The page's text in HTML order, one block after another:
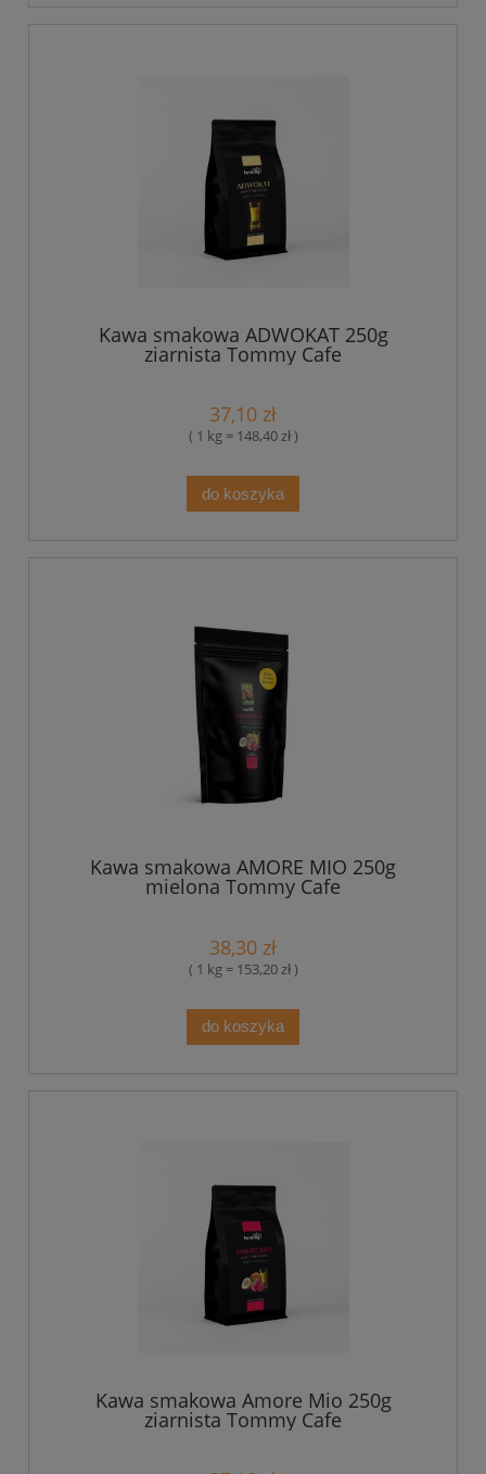
Kawa smakowa ADWOKAT 250g
ziarnista Tommy Cafe
37,10 zł
( 1 kg = 148,40 zł )
do koszyka
Kawa smakowa AMORE MIO 250g
mielona Tommy Cafe
38,30 zł
( 1 kg = 153,20 zł )
do koszyka
Kawa smakowa Amore Mio 250g
ziarnista Tommy Cafe